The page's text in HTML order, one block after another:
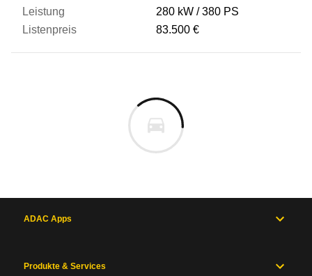
280 kW
380 PS
83.500 €
ADAC Apps
Produkte & Services